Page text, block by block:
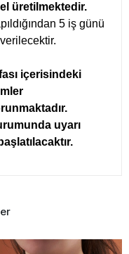
üretilmektedir.
5 iş günü
içerisindeki
uyarı